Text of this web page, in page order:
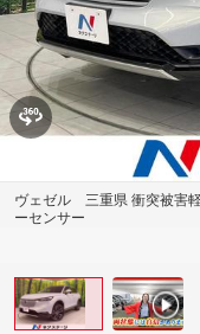
ヴェゼル 三重県 衝突被害
ーセンサー